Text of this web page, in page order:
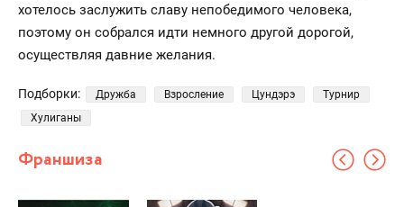
хотелось заслужить славу непобедимого человека,
поэтому он собрался идти немного другой дорогой,
осуществляя давние желания.
Подборки: Дружба Взросление Цундэрэ
Турнир
Хулиганы
Франшиза